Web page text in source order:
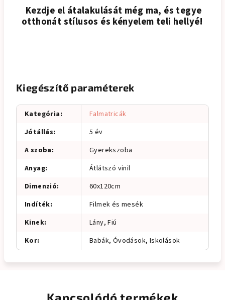
Kezdje el átalakulását még ma, és tegye
otthonát stílusos és kényelem teli hellyé!
Kiegészítő paraméterek
Kategória:
Falmatricák
Jótállás:
5 év
A szoba:
Gyerekszoba
Anyag:
Átlátszó vinil
Dimenzió:
60x120cm
Indíték:
Filmek és mesék
Kinek:
Lány, Fiú
Kor: Babák, Óvodások, Iskolások